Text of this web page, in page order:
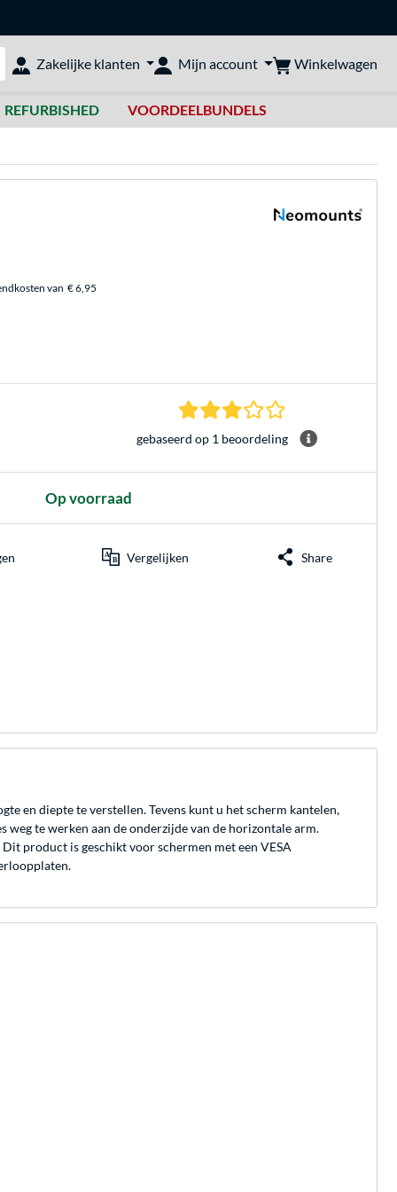
doorzoeken
Zakelijke klanten Mijn account Winkelwagen
REFURBISHED VOORDEELBUNDELS
van € 6,95
3.0 sterren
gebaseerd op 1 beoordeling
Op voorraad
Vergelijken Share
en diepte te verstellen. Tevens kunt u het scherm kantelen,
te werken aan de onderzijde van de horizontale arm.
product is geschikt voor schermen met een VESA